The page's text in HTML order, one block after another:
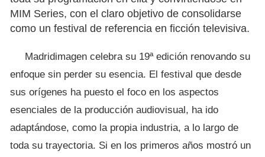
MIM Series, con el claro objetivo de consolidarse
como un festival de referencia en ficción televisiva.
Madridimagen celebra su 19ª edición renovando su
enfoque sin perder su esencia. El festival que desde
sus orígenes ha puesto el foco en los aspectos
esenciales de la producción audiovisual, ha ido
adaptándose, como la propia industria, a lo largo de
toda su trayectoria. Si en los primeros años mostró un